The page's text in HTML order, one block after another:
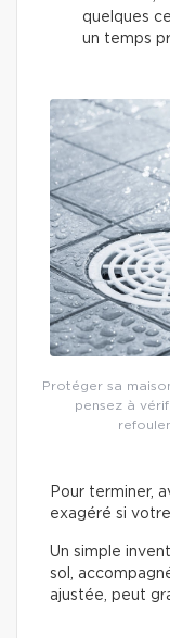
quelques
un temps
Protéger sa
pensez à
Pour terminer,
exagéré si
Un simple
sol,
ajustée, peut